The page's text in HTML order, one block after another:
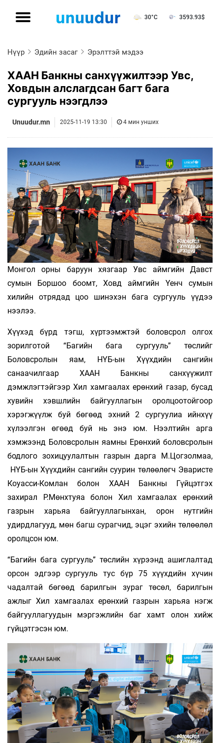
30°C 3593.93$
Нүүр Эдийн засаг Эрэлттэй мэдээ
ХААН Банкны санхүүжилтээр Увс,
Ховдын алслагдсан багт бага
сургууль нээгдлээ
Unuudur.mn 2025-11-19 13:30 4 мин унших
Монгол орны баруун хязгаар Увс аймгийн Давст
сумын Боршоо боомт, Ховд аймгийн Үенч сумын
хилийн отрядад цоо шинэхэн бага сургууль үүдээ
нээлээ.
Хүүхэд бүрд тэгш, хүртээмжтэй боловсрол олгох
зорилготой “Багийн бага сургууль” төслийг
Боловсролын яам, НҮБ-ын Хүүхдийн сангийн
санаачилгаар ХААН Банкны санхүүжилт
дэмжлэгтэйгээр Хил хамгаалах ерөнхий газар, бусад
хувийн хэвшлийн байгууллагын оролцоотойгоор
хэрэгжүүлж буй бөгөөд эхний 2 сургуулиа ийнхүү
хүлээлгэн өгөөд буй нь энэ юм. Нээлтийн арга
хэмжээнд Боловсролын яамны Ерөнхий боловсролын
бодлого зохицуулалтын газрын дарга М.Цогзолмаа,
НҮБ-ын Хүүхдийн сангийн суурин төлөөлөгч Эваристе
Коуасси-Комлан болон ХААН Банкны Гүйцэтгэх
захирал Р.Мөнхтуяа болон Хил хамгаалах ерөнхий
газрын харьяа байгууллагынхан, орон нутгийн
удирдлагууд, мөн багш сурагчид, эцэг эхийн төлөөлөл
оролцсон юм.
“Багийн бага сургууль” төслийн хүрээнд ашиглалтад
орсон эдгээр сургууль тус бүр 75 хүүхдийн хүчин
чадалтай бөгөөд барилгын зураг төсөл, барилгын
ажлыг Хил хамгаалах ерөнхий газрын харьяа нэгж
байгууллагуудын мэргэжлийн баг хамт олон хийж
гүйцэтгэсэн юм.